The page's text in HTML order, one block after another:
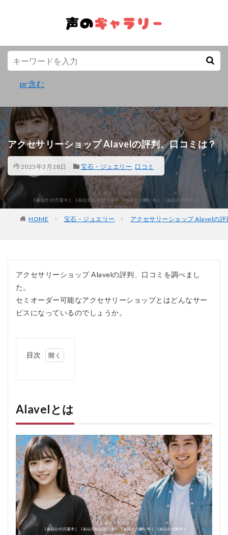
pr含む
アクセサリーショップ Alavelの評判、口コミは？
2025年3月18日 宝石・ジュエリー, 口コミ
HOME 宝石・ジュエリー アクセサリーショップ Alavelの
アクセサリーショップ Alavelの評判、口コミを調べまし
た。
セミオーダー可能なアクセサリーショップとはどんなサー
ビスになっているのでしょうか。
目次
Alavel
の口
ミ、
評判
2.1
Alavel
の悪
い口
コミ
Alavel
Alavelとは